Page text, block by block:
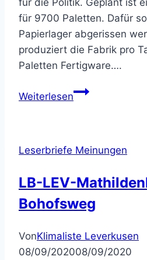
für die Politik. Geplant ist
für 9700 Paletten. Dafür
Papierlager abgerissen
produziert die Fabrik pro
Paletten Fertigware….
WeiterlesenQuettingen
will
bauen
Leserbriefe Meinungen
LB-LEV-
Bohofsweg
VonKlimaliste Leverkusen
08/09/202008/09/2020